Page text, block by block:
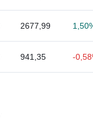
2677,99
941,35 -